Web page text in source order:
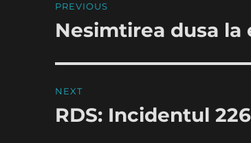
navigation
PREVIOUS
Previous
Nesimtirea dusa la
NEXT
Next
RDS: Incidentul